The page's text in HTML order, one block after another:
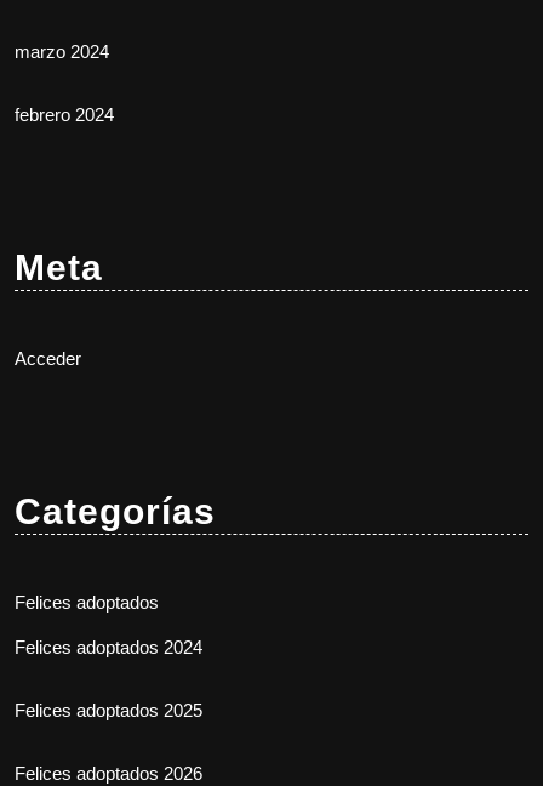
marzo 2024
febrero 2024
Meta
Acceder
Categorías
Felices adoptados
Felices adoptados 2024
Felices adoptados 2025
Felices adoptados 2026